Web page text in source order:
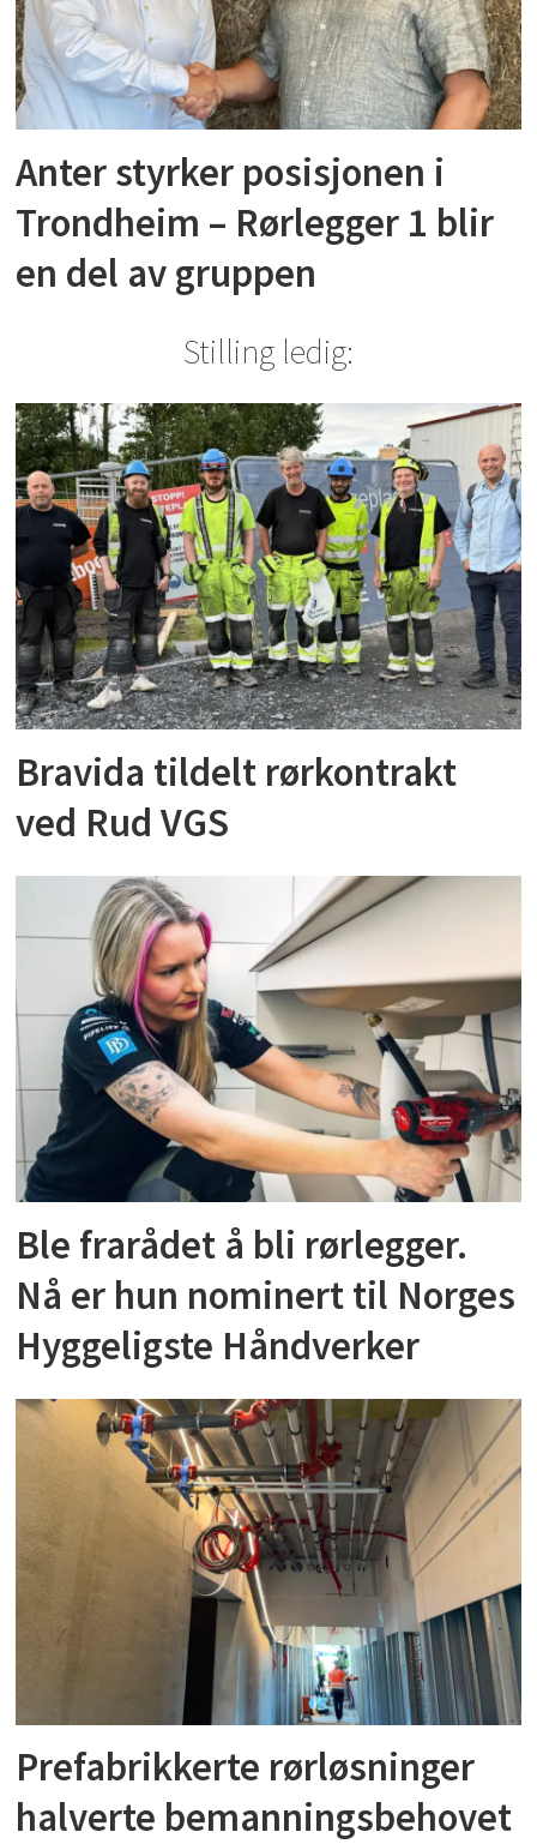
Anter styrker posisjonen i
Trondheim – Rørlegger 1 blir
en del av gruppen
Stilling ledig:
Bravida tildelt rørkontrakt
ved Rud VGS
Ble frarådet å bli rørlegger.
Nå er hun nominert til Norges
Hyggeligste Håndverker
Prefabrikkerte rørløsninger
halverte bemanningsbehovet